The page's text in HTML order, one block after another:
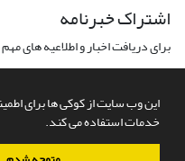
این وب سایت از کوکی ها برای
خدمات استفاده می کند.
اشتراک خبرنامه
برای دریافت اخبار و اطلاعیه های